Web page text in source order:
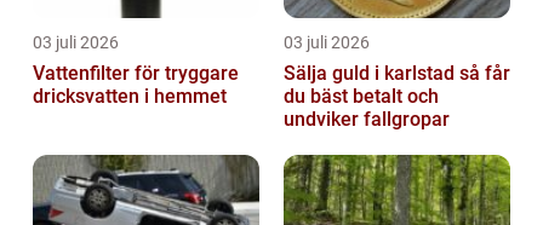
03 juli 2026
Vattenfilter för tryggare
dricksvatten i hemmet
03 juli 2026
Sälja guld i karlstad så får
du bäst betalt och
undviker fallgropar